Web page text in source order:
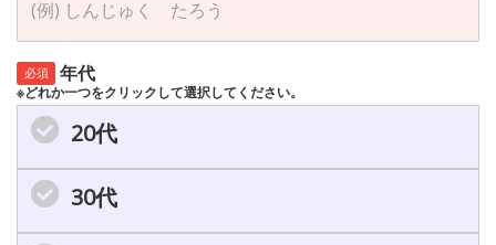
必須 年代
※どれか一つをクリックして選択してください。
20代
30代